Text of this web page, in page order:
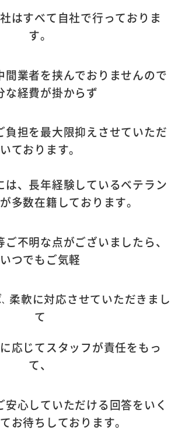
はすべて自社で行っておりま
す。
間業者を挟んでおりませんので
な経費が掛からず
負担を最大限抑えさせていただ
いております。
は、長年経験しているベテラン
多数在籍しております。
不明な点がございましたら、
いつでもご気軽
、 柔軟に対応させていただきまし
て
応じてスタッフが責任をもっ
て、
安心していただける回答をいく
お待ちしております。